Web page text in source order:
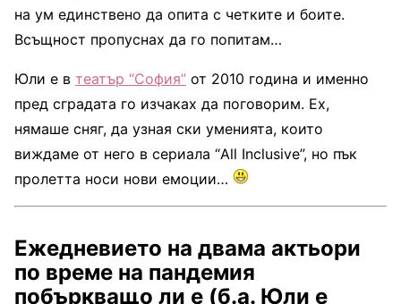
на ум единствено да опита с четките и боите.
Всъщност пропуснах да го попитам…
Юли е в театър “София” от 2010 година и именно
пред сградата го изчаках да поговорим. Ех,
нямаше сняг, да узная ски уменията, които
виждаме от него в сериала “All Inclusive”, но пък
пролетта носи нови емоции…
Ежедневието на двама актьори
по време на пандемия
побъркващо ли е (б.а. Юли е